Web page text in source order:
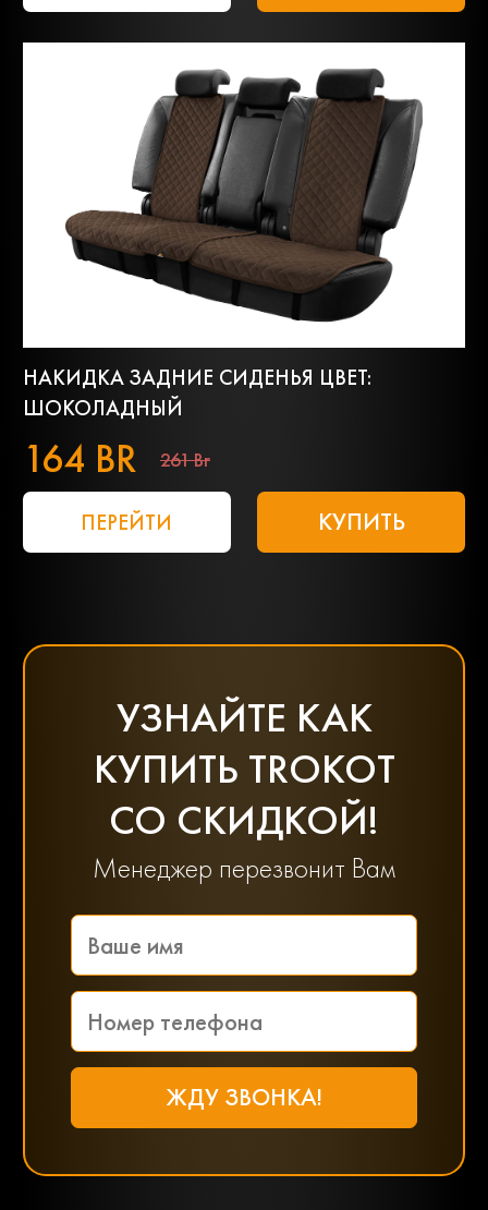
НАКИДКА ЗАДНИЕ СИДЕНЬЯ ЦВЕТ:
ШОКОЛАДНЫЙ
164 BR 261 Br
ПЕРЕЙТИ КУПИТЬ
УЗНАЙТЕ КАК
КУПИТЬ TROKOT
СО СКИДКОЙ!
Менеджер перезвонит Вам